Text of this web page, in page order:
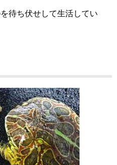
待ち伏せして生活してい